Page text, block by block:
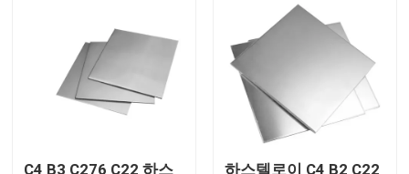
인코넬 625 재료
인코로이 800 소재
인코넬 718 재료
C4 B3 C276 C22 하스 하스텔로이 C4 B2 C22